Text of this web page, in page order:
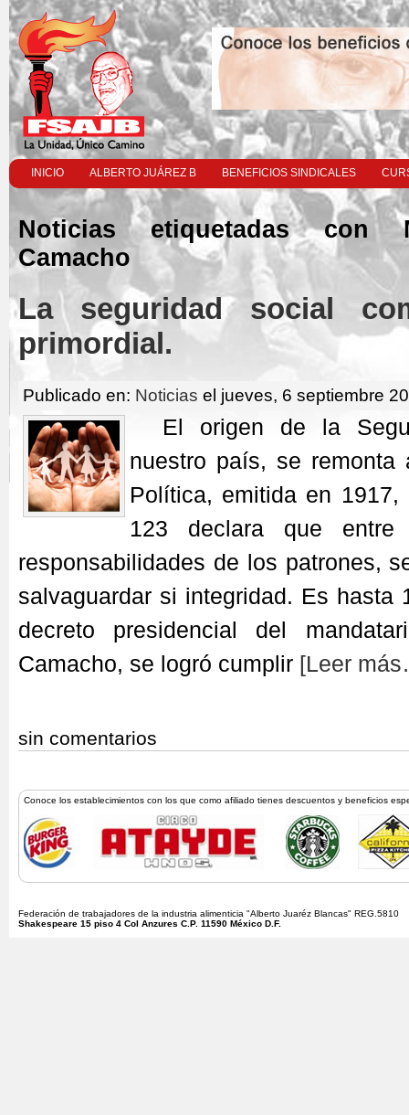
INICIO ALBERTO JUÁREZ B BENEFICIOS SINDICALES
Noticias etiquetadas con
Camacho
La seguridad social
primordial.
Publicado en: Noticias el jueves, 6 septiembre
El origen de la
nuestro país, se remonta
Política, emitida en
123 declara que
responsabilidades de los patrones,
salvaguardar si integridad. Es hasta
decreto presidencial del
Camacho, se logró cumplir [Leer
sin comentarios
Conoce los establecimientos con los que como afiliado tienes descuentos y beneficios
Federación de trabajadores de la industria alimenticia "Alberto Juaréz Blancas" REG.5810
Shakespeare 15 piso 4 Col Anzures C.P. 11590 México D.F.